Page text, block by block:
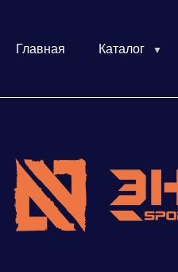
Главная Каталог